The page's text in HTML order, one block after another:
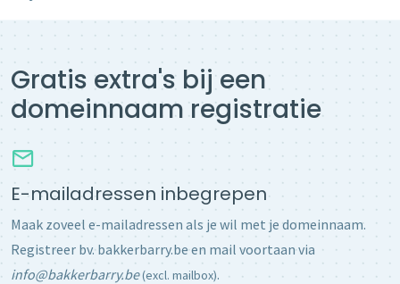
Gratis extra's bij een
domeinnaam registratie
E-mailadressen inbegrepen
Maak zoveel e-mailadressen als je wil met je domeinnaam.
Registreer bv. bakkerbarry.be en mail voortaan via
info@bakkerbarry.be(excl. mailbox).